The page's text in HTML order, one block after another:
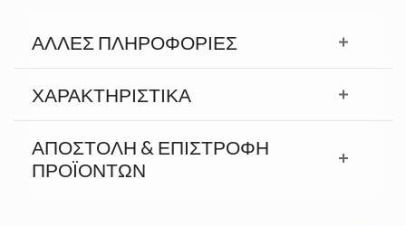
ΆΛΛΕΣ ΠΛΗΡΟΦΟΡΊΕΣ
ΧΑΡΑΚΤΗΡΙΣΤΙΚΆ
ΑΠΟΣΤΟΛΉ & ΕΠΙΣΤΡΟΦΉ
ΠΡΟΪΟΝΤΩΝ